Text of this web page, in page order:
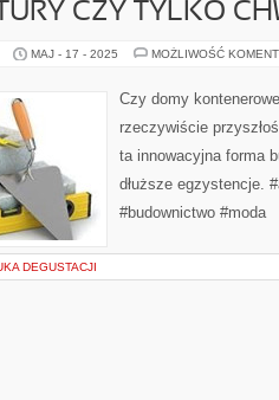
CZY TYLKO
MAJ - 17 - 2025 MOŻLIWOŚĆ
Czy domy
rzeczywiście
ta innowacyjna forma
dłuższe egzystencje.
#budownictwo #moda
DEGUSTACJI